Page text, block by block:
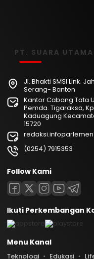
PT. SUARA
Jl. Bhakti SMSI Link.
Serang- Banten
Kantor Cabang Tata
Pemda. Tigaraksa,
Kaduagung
15720
(0254) 7915353
Follow Kami
Ikuti Perkembangan
Menu Kanal
Teknologi Edukasi